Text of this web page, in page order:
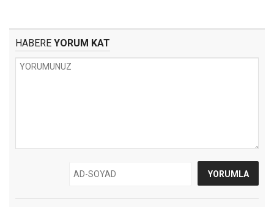
HABERE YORUM KAT